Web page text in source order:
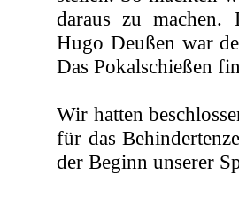
daraus zu machen.
Hugo Deußen war
Das Pokalschießen
Wir hatten
für das
der Beginn unserer